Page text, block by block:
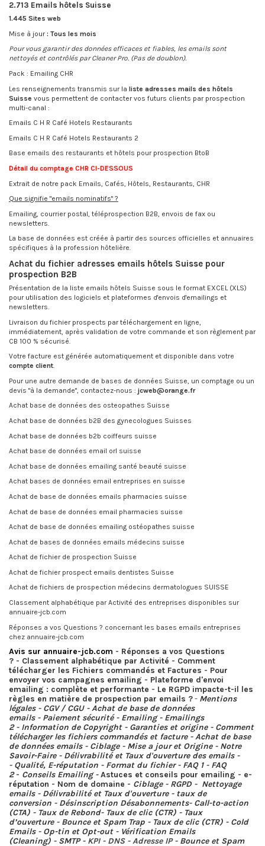
2.713 Emails hôtels Suisse
1.445 Sites web
Mise à jour: Tous les mois
Pour vous garantir des données efficaces et fiables, les emails sont
nettoyés et contrôlés par Cleaner Pro. (Pas de doublon).
Pack : Emailing CHR
Les renseignements transmis sur la liste adresses mails des hôtels
Suisse vous permettent de contacter vos futurs clients par prospection
multi-canal :
Emails C H R Café Hotels Restaurants
Emails C H R Café Hotels Restaurants 2
Base emails des restaurants et hôtels pour prospection BtoB
Détail du comptage CHR CI-DESSOUS
Extrait de notre pack Emails, Cafés, Hôtels, Restaurants, CHR
Que signifie "emails nominatifs" ?
Emailing, courrier postal, téléprospection B2B, envois de fax ou
newsletters.
La base de données est créée à partir des sources officielles et annuaires
spécifiques à la profession hôtelière.
Achat du fichier adresses emails hôtels Suisse pour
prospection B2B
Présentation de la liste emails hôtels Suisse sous le format EXCEL (XLS)
pour utilisation des logiciels et plateformes d'envois d'emailings et
newsletters.
Livraison du fichier prospects par téléchargement en ligne,
immédiatement, après validation de votre commande et son règlement par
CB 100 % sécurisé.
Votre facture est générée automatiquement et disponible dans votre
compte client.
Pour une autre demande de bases de données Suisse, un comptage ou un
devis "à la demande", contactez-nous : jcweb@orange.fr
Achat base de données des osteopathes Suisse
Achat base de données b2B des gynecologues Suisses
Achat base de données b2b coiffeurs suisse
Achat base de données email orl suisse
Achat base de données emailing santé beauté suisse
Achat bases de données email entreprises en suisse
Achat de base de données emails pharmacies suisse
Achat de base de données email pharmacies suisse
Achat de base de données emailing ostéopathes suisse
Achat de bases de données emails médecins suisse
Achat de fichier de prospection Suisse
Achat de fichier prospect emails dentistes Suisse
Achat de fichiers de prospection médecins dermatologues SUISSE
Classement alphabétique par Activité des entreprises disponibles sur
annuaire-jcb.com
Réponses a vos Questions ? concernant les bases emails entreprises
chez annuaire-jcb.com
Avis sur annuaire-jcb.com - Réponses a vos Questions
? - Classement alphabétique par Activité - Comment
télécharger les Fichiers commandés et Factures - Pour
envoyer vos campagnes emailing - Plateforme d'envoi
emailing : complète et performante - Le RGPD impacte-t-il les
règles en matière de prospection par emails ?- Mentions
légales - CGV / CGU-Achat de base de données
emails - Paiement sécurité- Emailing- Emailings
2- Information de Copyright- Garanties et origine- Comment
télécharger les fichiers commandés et facture-Achat de base
de données emails- Ciblage- Mise a jour et Origine- Notre
Savoir-Faire- Délivrabilité et Taux d'ouverture des emails-
- Qualité, E-réputation - Format du fichier- FAQ 1- FAQ
2- Conseils Emailing-Astuces et conseils pour emailing - e-
réputation - Nom de domaine - Ciblage- RGPD- Nettoyage
emails- Délivrabilité et Taux d'ouverture- taux de
conversion - Désinscription Désabonnements- Call-to-action
(CTA) - Taux de Rebond- Taux de clic (CTR) - Taux
d’ouverture- Bounce et Spam Trap - Taux de clic (CTR) - Cold
Emails- Op-tin et Opt-out- Vérification Emails
(Cleaning) - SMTP- KPI - DNS - Adresse IP - Bounce et Spam